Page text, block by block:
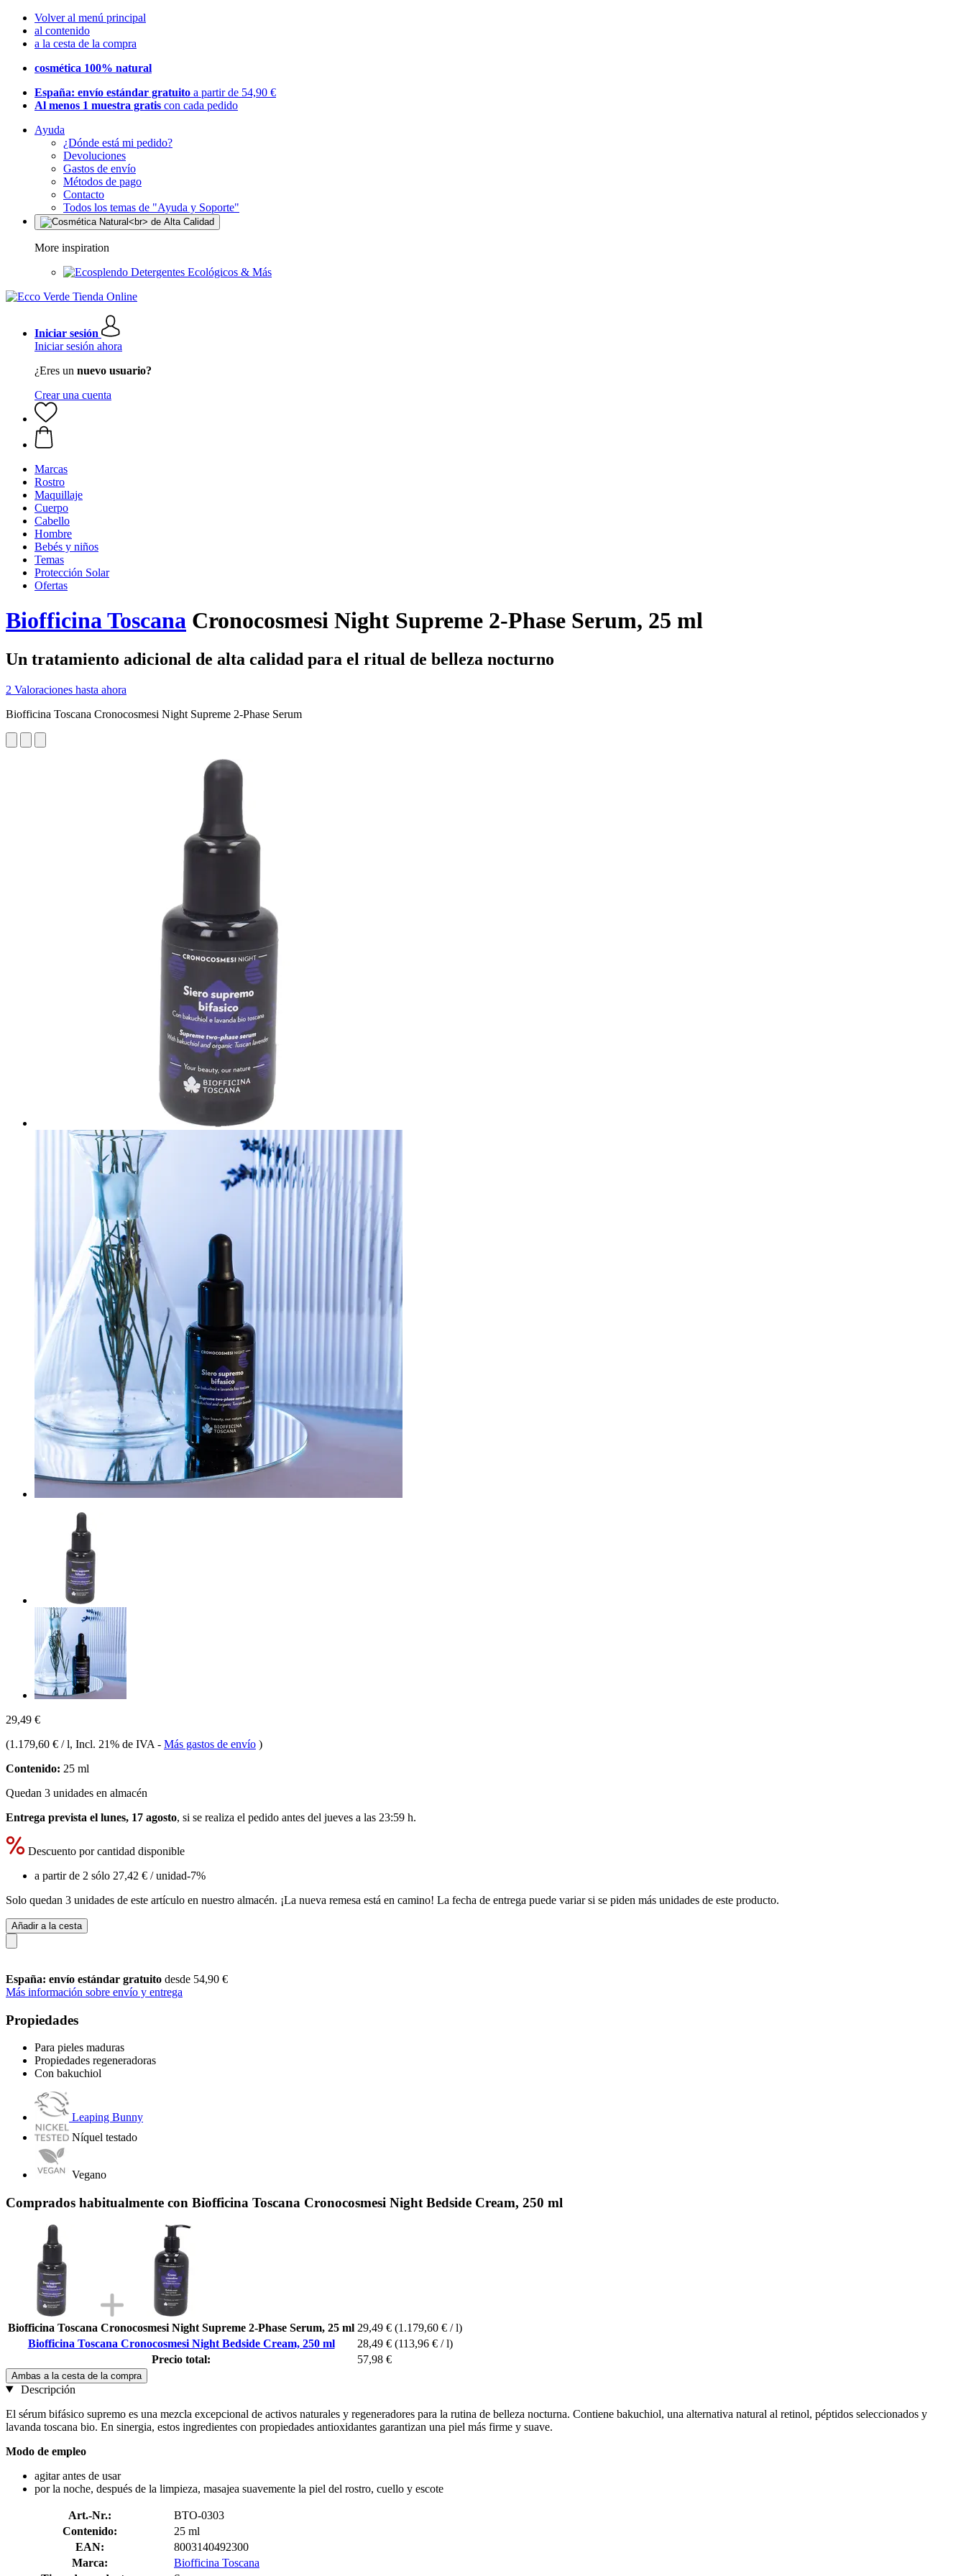
Volver al menú principal
al contenido
a la cesta de la compra
cosmética 100% natural
España: envío estándar gratuito a partir de 54,90 €
Al menos 1 muestra gratis con cada pedido
Ayuda
¿Dónde está mi pedido?
Devoluciones
Gastos de envío
Métodos de pago
Contacto
Todos los temas de "Ayuda y Soporte"
More inspiration
Detergentes Ecológicos & Más
Iniciar sesión
Iniciar sesión ahora
¿Eres un nuevo usuario?
Crear una cuenta
Marcas
Rostro
Maquillaje
Cuerpo
Cabello
Hombre
Bebés y niños
Temas
Protección Solar
Ofertas
Biofficina Toscana Cronocosmesi Night Supreme 2-Phase Serum, 25 ml
Un tratamiento adicional de alta calidad para el ritual de belleza nocturno
2 Valoraciones hasta ahora
Biofficina Toscana Cronocosmesi Night Supreme 2-Phase Serum
29,49 €
(1.179,60 € / l, Incl. 21% de IVA - Más gastos de envío )
Contenido: 25 ml
Quedan 3 unidades en almacén
Entrega prevista el lunes, 17 agosto, si se realiza el pedido antes del jueves a las 23:59 h.
Descuento por cantidad disponible
a partir de 2 sólo 27,42 € / unidad-7%
Solo quedan 3 unidades de este artículo en nuestro almacén. ¡La nueva remesa está en camino! La fecha de entrega puede variar si se piden más unidades de este producto.
Añadir a la cesta
España: envío estándar gratuito desde 54,90 €
Más información sobre envío y entrega
Propiedades
Para pieles maduras
Propiedades regeneradoras
Con bakuchiol
Leaping Bunny
Níquel testado
Vegano
Comprados habitualmente con Biofficina Toscana Cronocosmesi Night Bedside Cream, 250 ml
Biofficina Toscana Cronocosmesi Night Supreme 2-Phase Serum, 25 ml 29,49 € (1.179,60 € / l)
Biofficina Toscana Cronocosmesi Night Bedside Cream, 250 ml
28,49 € (113,96 € / l)
Precio total:
57,98 €
Ambas a la cesta de la compra
Descripción
El sérum bifásico supremo es una mezcla excepcional de activos naturales y regeneradores para la rutina de belleza nocturna. Contiene bakuchiol, una alternativa natural al retinol, péptidos seleccionados y
lavanda toscana bio. En sinergia, estos ingredientes con propiedades antioxidantes garantizan una piel más firme y suave.
Modo de empleo
agitar antes de usar
por la noche, después de la limpieza, masajea suavemente la piel del rostro, cuello y escote
Art.-Nr.:
BTO-0303
Contenido:
25 ml
EAN:
8003140492300
Marca:
Biofficina Toscana